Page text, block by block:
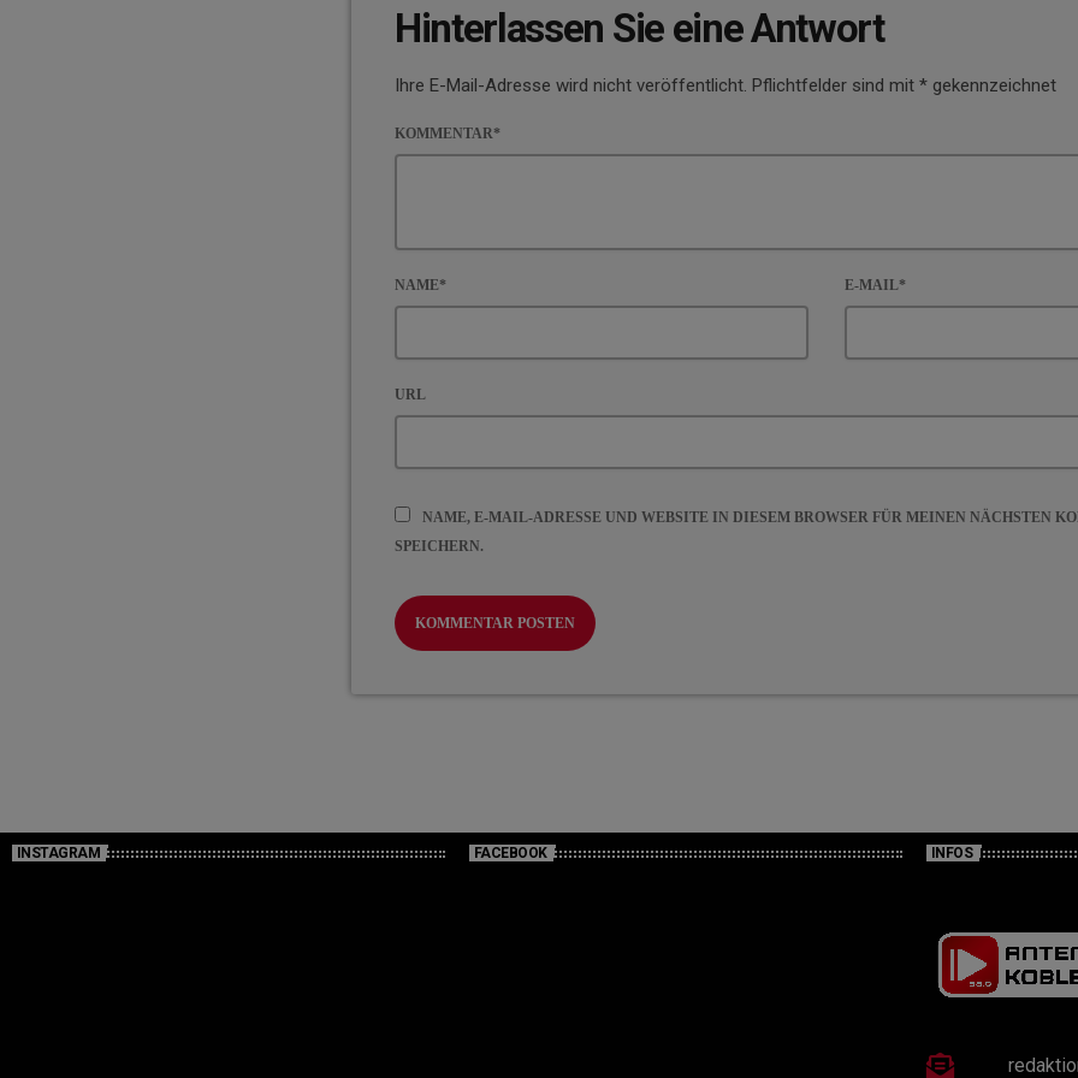
Hinterlassen Sie eine Antwort
Ihre E-Mail-Adresse wird nicht veröffentlicht. Pflichtfelder sind mit * gekennzeichnet
KOMMENTAR*
NAME* E-MAIL*
URL
NAME, E-MAIL-ADRESSE UND WEBSITE IN DIESEM BROWSER FÜR MEINEN NÄCHSTEN
SPEICHERN.
INSTAGRAM FACEBOOK INFOS